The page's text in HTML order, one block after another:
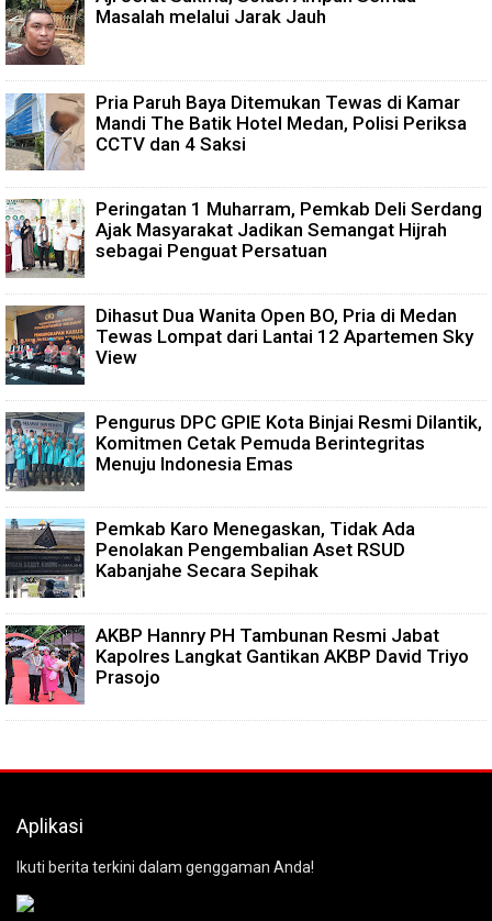
Masalah melalui Jarak Jauh
Pria Paruh Baya Ditemukan Tewas di Kamar
Mandi The Batik Hotel Medan, Polisi Periksa
CCTV dan 4 Saksi
Peringatan 1 Muharram, Pemkab Deli Serdang
Ajak Masyarakat Jadikan Semangat Hijrah
sebagai Penguat Persatuan
Dihasut Dua Wanita Open BO, Pria di Medan
Tewas Lompat dari Lantai 12 Apartemen Sky
View
Pengurus DPC GPIE Kota Binjai Resmi Dilantik,
Komitmen Cetak Pemuda Berintegritas
Menuju Indonesia Emas
Pemkab Karo Menegaskan, Tidak Ada
Penolakan Pengembalian Aset RSUD
Kabanjahe Secara Sepihak
AKBP Hannry PH Tambunan Resmi Jabat
Kapolres Langkat Gantikan AKBP David Triyo
Prasojo
Aplikasi
Ikuti berita terkini dalam genggaman Anda!